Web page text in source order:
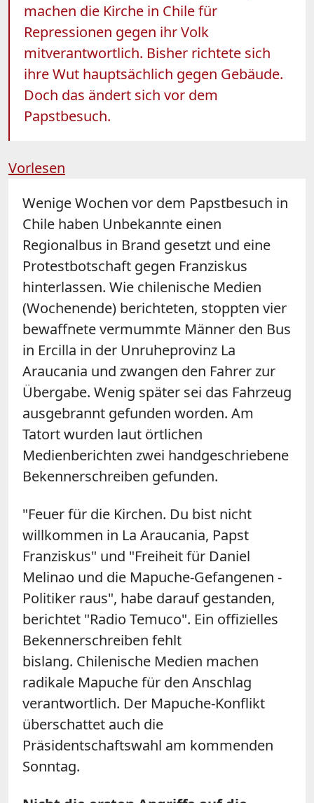
machen die Kirche in Chile für
Repressionen gegen ihr Volk
mitverantwortlich. Bisher richtete sich
ihre Wut hauptsächlich gegen Gebäude.
Doch das ändert sich vor dem
Papstbesuch.
Vorlesen
Wenige Wochen vor dem Papstbesuch in
Chile haben Unbekannte einen
Regionalbus in Brand gesetzt und eine
Protestbotschaft gegen Franziskus
hinterlassen. Wie chilenische Medien
(Wochenende) berichteten, stoppten vier
bewaffnete vermummte Männer den Bus
in Ercilla in der Unruheprovinz La
Araucania und zwangen den Fahrer zur
Übergabe. Wenig später sei das Fahrzeug
ausgebrannt gefunden worden. Am
Tatort wurden laut örtlichen
Medienberichten zwei handgeschriebene
Bekennerschreiben gefunden.
"Feuer für die Kirchen. Du bist nicht
willkommen in La Araucania, Papst
Franziskus" und "Freiheit für Daniel
Melinao und die Mapuche-Gefangenen -
Politiker raus", habe darauf gestanden,
berichtet "Radio Temuco". Ein offizielles
Bekennerschreiben fehlt
bislang. Chilenische Medien machen
radikale Mapuche für den Anschlag
verantwortlich. Der Mapuche-Konflikt
überschattet auch die
Präsidentschaftswahl am kommenden
Sonntag.